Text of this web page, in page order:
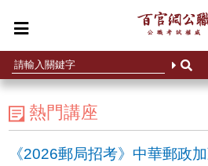
熱門講座
《2026郵局招考》中華郵政